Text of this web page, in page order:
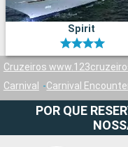
Spirit
Cruzeiros
Carnival
Carnival
POR QUE